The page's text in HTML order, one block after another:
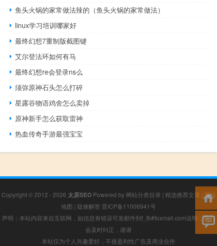
鱼头火锅的家常做法辣的（鱼头火锅的家常做法）
linux学习培训哪家好
最终幻想7重制版截图键
艾尔登法环如何有马
最终幻想re会登录ns么
须弥原神石头怎么打碎
星露谷物语鸡舍怎么卖掉
原神新手怎么获取雷神
热血传奇手游最强宝宝
Copyright © 2012 - 2026 太原SEOPowered by 网站分类目录 | 精选推荐文章 | 网站
地图 | 疑难解答 晋ICP备11006941号
声明：本站内容来自互联网，如信息有错误可发邮件到f_fb#foxmail.com说明，我们
会及时纠正，谢谢
本站仅为个人兴趣爱好，不接盈利性广告及商业合作